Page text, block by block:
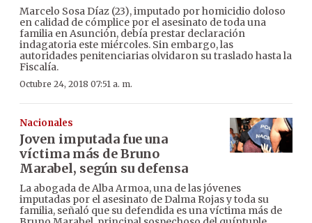
Marcelo Sosa Díaz (23), imputado por homicidio doloso
en calidad de cómplice por el asesinato de toda una
familia en Asunción, debía prestar declaración
indagatoria este miércoles. Sin embargo, las
autoridades penitenciarias olvidaron su traslado hasta la
Fiscalía.
Octubre 24, 2018 07:51 a. m.
Nacionales
Joven imputada fue una
víctima más de Bruno
Marabel, según su defensa
La abogada de Alba Armoa, una de las jóvenes
imputadas por el asesinato de Dalma Rojas y toda su
familia, señaló que su defendida es una víctima más de